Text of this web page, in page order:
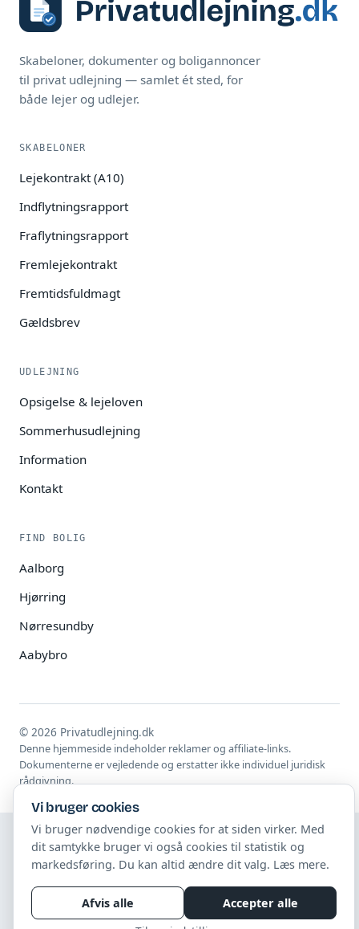
Skabeloner, dokumenter og boligannoncer
til privat udlejning — samlet ét sted, for
både lejer og udlejer.
SKABELONER
Lejekontrakt (A10)
Indflytningsrapport
Fraflytningsrapport
Fremlejekontrakt
Fremtidsfuldmagt
Gældsbrev
UDLEJNING
Opsigelse & lejeloven
Sommerhusudlejning
Information
Kontakt
FIND BOLIG
Aalborg
Hjørring
Nørresundby
Aabybro
© 2026 Privatudlejning.dk
Denne hjemmeside indeholder reklamer og affiliate-links.
Dokumenterne er vejledende og erstatter ikke individuel juridisk
rådgivning.
Vi bruger cookies
Vi bruger nødvendige cookies for at siden virker. Med
dit samtykke bruger vi også cookies til statistik og
markedsføring. Du kan altid ændre dit valg. Læs mere.
Afvis alle
Accepter alle